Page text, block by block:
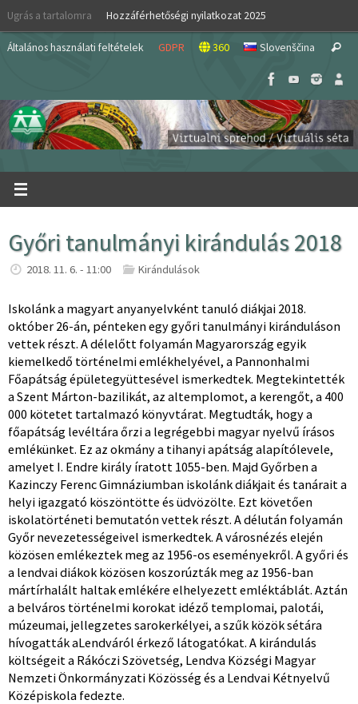
Skip
content
Ugrás a tartalomra Hozzáférhetőségi nyilatkozat 2025
Általános használati feltételek GDPR 360 Slovenščina Search
Győri tanulmányi kirándulás 2018
2018. 11. 6. - 11:00 Kirándulások
Iskolánk a magyart anyanyelvként tanuló diákjai 2018.
október 26-án, pénteken egy győri tanulmányi kiránduláson
vettek részt. A délelőtt folyamán Magyarország egyik
kiemelkedő történelmi emlékhelyével, a Pannonhalmi
Főapátság épületegyüttesével ismerkedtek. Megtekintették
a Szent Márton-bazilikát, az altemplomot, a kerengőt, a 400
000 kötetet tartalmazó könyvtárat. Megtudták, hogy a
főapátság levéltára őrzi a legrégebbi magyar nyelvű írásos
emlékünket. Ez az okmány a tihanyi apátság alapítólevele,
amelyet I. Endre király íratott 1055-ben. Majd Győrben a
Kazinczy Ferenc Gimnáziumban iskolánk diákjait és tanárait a
helyi igazgató köszöntötte és üdvözölte. Ezt követően
iskolatörténeti bemutatón vettek részt. A délután folyamán
Győr nevezetességeivel ismerkedtek. A városnézés elején
közösen emlékeztek meg az 1956-os eseményekről. A győri és
a lendvai diákok közösen koszorúzták meg az 1956-ban
mártírhalált haltak emlékére elhelyezett emléktáblát. Aztán
a belváros történelmi korokat idéző templomai, palotái,
múzeumai, jellegzetes sarokerkélyei, a szűk közök sétára
hívogatták aLendváról érkező látogatókat. A kirándulás
költségeit a Rákóczi Szövetség, Lendva Községi Magyar
Nemzeti Önkormányzati Közösség és a Lendvai Kétnyelvű
Középiskola fedezte.